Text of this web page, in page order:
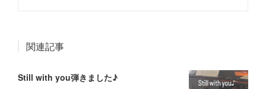
関連記事
Still with you弾きました♪